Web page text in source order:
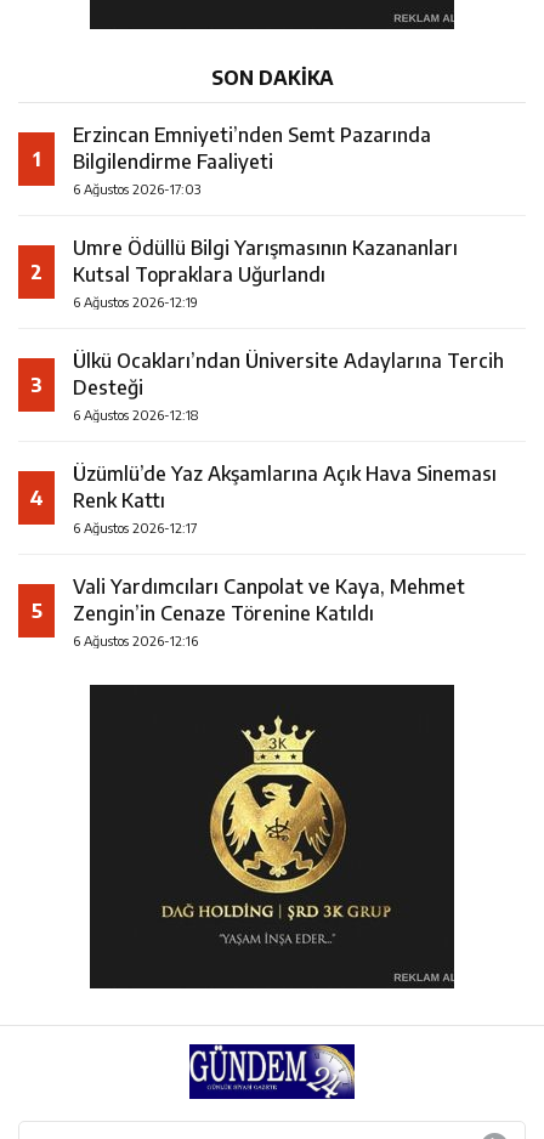
SON DAKİKA
1
Erzincan Emniyeti’nden Semt Pazarında
Bilgilendirme Faaliyeti
6 Ağustos 2026-17:03
2
Umre Ödüllü Bilgi Yarışmasının Kazananları
Kutsal Topraklara Uğurlandı
6 Ağustos 2026-12:19
3
Ülkü Ocakları’ndan Üniversite Adaylarına Tercih
Desteği
6 Ağustos 2026-12:18
4
Üzümlü’de Yaz Akşamlarına Açık Hava Sineması
Renk Kattı
6 Ağustos 2026-12:17
5
Vali Yardımcıları Canpolat ve Kaya, Mehmet
Zengin’in Cenaze Törenine Katıldı
6 Ağustos 2026-12:16